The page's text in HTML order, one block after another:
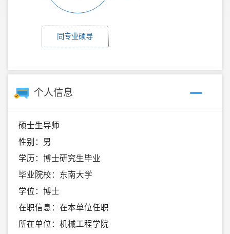
同专业硕导
个人信息
硕士生导师
性别：男
学历：博士研究生毕业
毕业院校：东南大学
学位：博士
在职信息：在本单位任职
所在单位：机械工程学院